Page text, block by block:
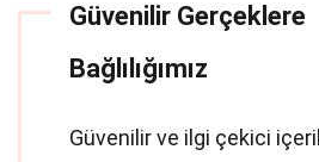
Güvenilir Gerçeklere
Bağlılığımız
Güvenilir ve ilgi çekici